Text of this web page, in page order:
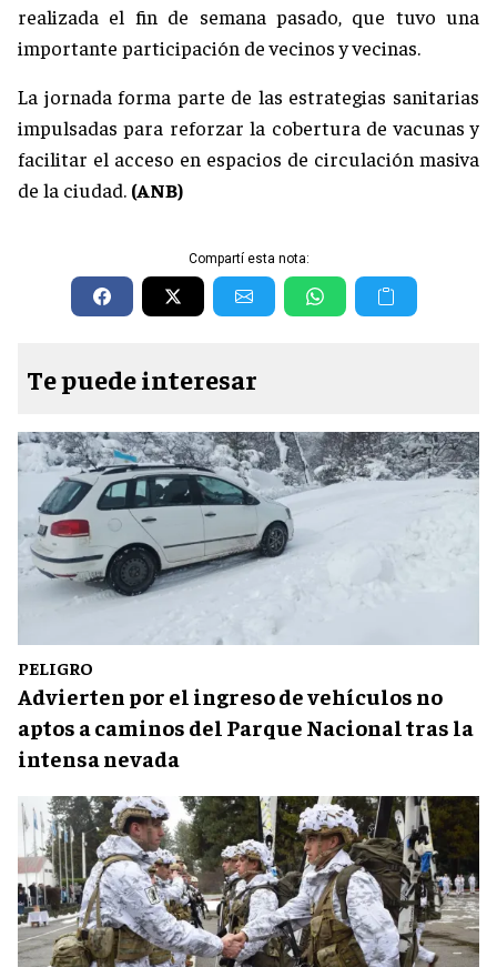
realizada el fin de semana pasado, que tuvo una
importante participación de vecinos y vecinas.
La jornada forma parte de las estrategias sanitarias
impulsadas para reforzar la cobertura de vacunas y
facilitar el acceso en espacios de circulación masiva
de la ciudad. (ANB)
Compartí esta nota:
Te puede interesar
PELIGRO
Advierten por el ingreso de vehículos no
aptos a caminos del Parque Nacional tras la
intensa nevada